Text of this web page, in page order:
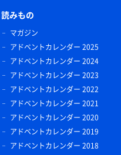
読みもの
マガジン
アドベントカレンダー 2025
アドベントカレンダー 2024
アドベントカレンダー 2023
アドベントカレンダー 2022
アドベントカレンダー 2021
アドベントカレンダー 2020
アドベントカレンダー 2019
アドベントカレンダー 2018